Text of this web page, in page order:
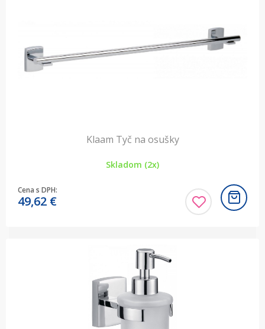
Klaam Tyč na osušky
Skladom (2x)
Cena s DPH:
49,62 €